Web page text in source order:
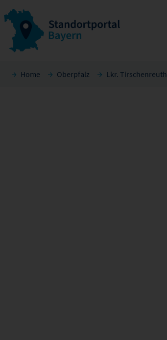
Home Oberpfalz Lkr. Tirschenreuth